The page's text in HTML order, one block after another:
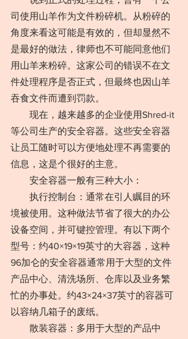
司使用山羊作为文件粉碎机。从粉碎的
角度来看这可能是有效的，但却显然不
是最好的做法，律师也不可能同意他们
用山羊来粉碎。这家公司的错误不在文
件处理程序是否正式，但最终也因山羊
吞食文件而遭到罚款。
现在，越来越多的企业使用Shred-it
等公司生产的安全容器。这些安全容器
让员工随时可以方便地处理不再需要的
信息，这是个很好的主意。
安全容器一般有三种大小：
执行控制台：通常在引人瞩目的环
境被使用。这种做法节省了很大的办公
设备空间，并可键控管理。有以下两个
型号：约40×19×19英寸的大容器，这种
96加仑的安全容器通常用于大型的文件
产品中心、清洗场所、仓库以及业务繁
忙的办事处。约43×24×37英寸的容器可
以容纳几箱子的废纸。
散装容器：多用于大型的产品中